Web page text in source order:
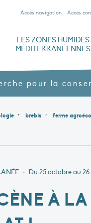
Accès navigation Accès
LES ZONES HUMIDES
MÉDITERRANÉENNES
pour la
, brebis , ferme
• Du 25 octobre au
À